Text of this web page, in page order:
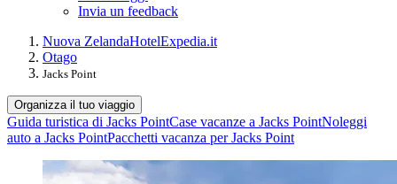
Invia un feedback
Nuova ZelandaHotelExpedia.it
Otago
Jacks Point
Organizza il tuo viaggio
Guida turistica di Jacks PointCase vacanze a Jacks PointNoleggi
auto a Jacks PointPacchetti vacanza per Jacks Point